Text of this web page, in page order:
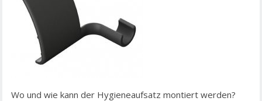
Wo und wie kann der Hygieneaufsatz montiert werden?